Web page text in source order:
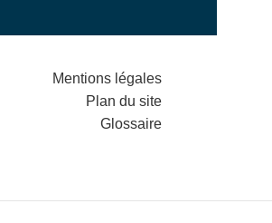
Mentions légales
Plan du site
Glossaire